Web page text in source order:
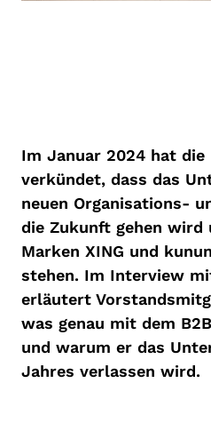
Im Januar 2024 hat die
verkündet, dass das
neuen Organisations-
die Zukunft gehen wird
Marken XING und
stehen. Im Interview
erläutert
was genau mit dem
und warum er das
Jahres verlassen wird.